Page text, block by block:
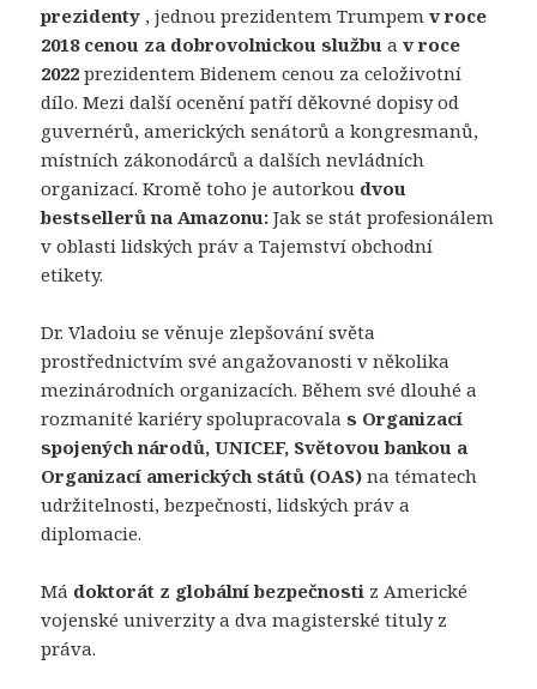
prezidenty , jednou prezidentem Trumpemv roce
2018 cenou za dobrovolnickou službu av roce
2022 prezidentem Bidenem cenou za celoživotní
dílo. Mezi další ocenění patří děkovné dopisy od
guvernérů, amerických senátorů a kongresmanů,
místních zákonodárců a dalších nevládních
organizací. Kromě toho je autorkou dvou
bestsellerů na Amazonu: Jak se stát profesionálem
v oblasti lidských práv a Tajemství obchodní
etikety.
Dr. Vladoiu se věnuje zlepšování světa
prostřednictvím své angažovanosti v několika
mezinárodních organizacích. Během své dlouhé a
rozmanité kariéry spolupracovalas Organizací
spojených národů, UNICEF, Světovou bankou a
Organizací amerických států (OAS) na tématech
udržitelnosti, bezpečnosti, lidských práv a
diplomacie.
Má doktorát z globální bezpečnosti z Americké
vojenské univerzity a dva magisterské tituly z
práva.